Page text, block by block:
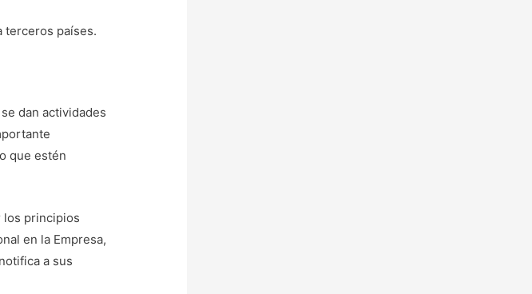
terceros países.
se dan actividades
que estén
los principios
en la Empresa,
a sus